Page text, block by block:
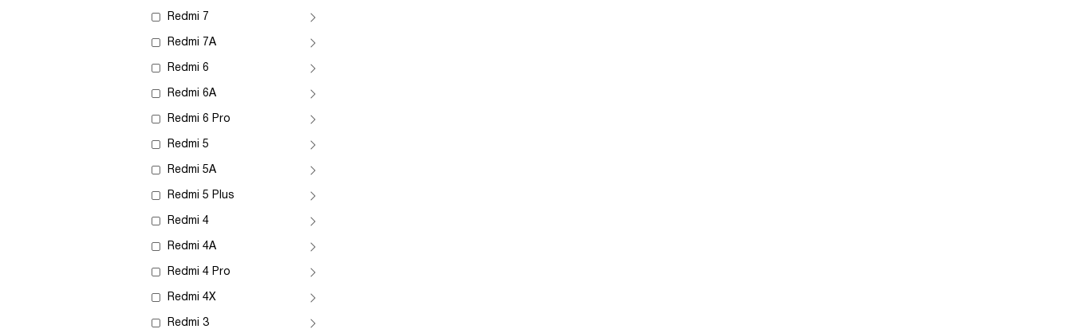
Redmi 7
Redmi 7A
Redmi 6
Redmi 6A
Redmi 6 Pro
Redmi 5
Redmi 5A
Redmi 5 Plus
Redmi 4
Redmi 4A
Redmi 4 Pro
Redmi 4X
Redmi 3